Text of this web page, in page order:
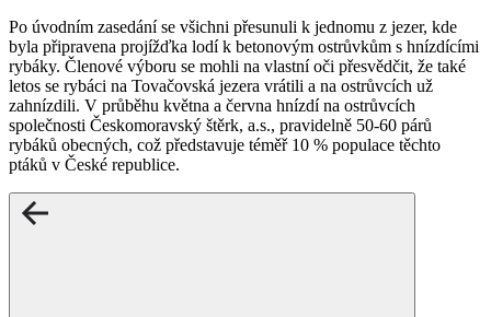
Po úvodním zasedání se všichni přesunuli k jednomu z jezer, kde
byla připravena projížďka lodí k betonovým ostrůvkům s hnízdícími
rybáky. Členové výboru se mohli na vlastní oči přesvědčit, že také
letos se rybáci na Tovačovská jezera vrátili a na ostrůvcích už
zahnízdili. V průběhu května a června hnízdí na ostrůvcích
společnosti Českomoravský štěrk, a.s., pravidelně 50-60 párů
rybáků obecných, což představuje téměř 10 % populace těchto
ptáků v České republice.